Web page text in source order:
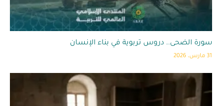
سورة الضحى.. دروس تربوية في بناء الإنسان
31 مارس، 2026